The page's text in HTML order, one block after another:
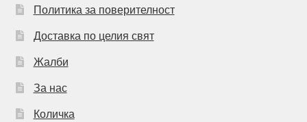
Политика за поверителност
Доставка по целия свят
Жалби
За нас
Количка